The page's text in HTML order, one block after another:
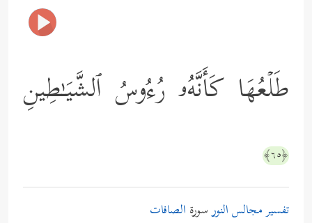
طَلۡعُهَا كَأَنَّهُۥ رُءُوسُ ٱلشَّیَـٰطِینِ
﴿٦٥﴾
تفسير مجالس النورسورة الصافات